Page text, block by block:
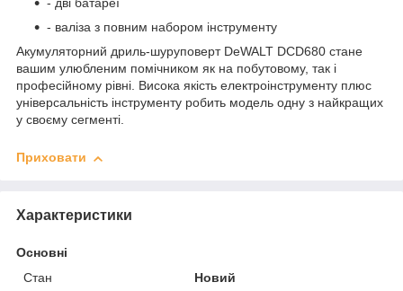
- дві батареї
- валіза з повним набором інструменту
Акумуляторний дриль-шуруповерт DeWALT DCD680 стане
вашим улюбленим помічником як на побутовому, так і
професійному рівні. Висока якість електроінструменту плюс
універсальність інструменту робить модель одну з найкращих
у своєму сегменті.
Приховати
Характеристики
Основні
Стан
Новий